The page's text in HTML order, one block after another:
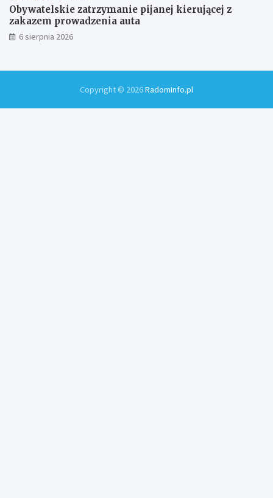
Obywatelskie zatrzymanie pijanej kierującej z
zakazem prowadzenia auta
6 sierpnia 2026
Copyright © 2026RadomInfo.pl